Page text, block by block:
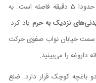
از خانه تاریخی داروغه تا حرم امام رضا (ع) حدودا 5 دقیقه فاصله است. به
نزدیک به حرمیاد کرد.
سمت خیابان نواب صفوی حرکت
داروغه را می‌بینید.
باغچه کوچک قرار دارد. ضلع